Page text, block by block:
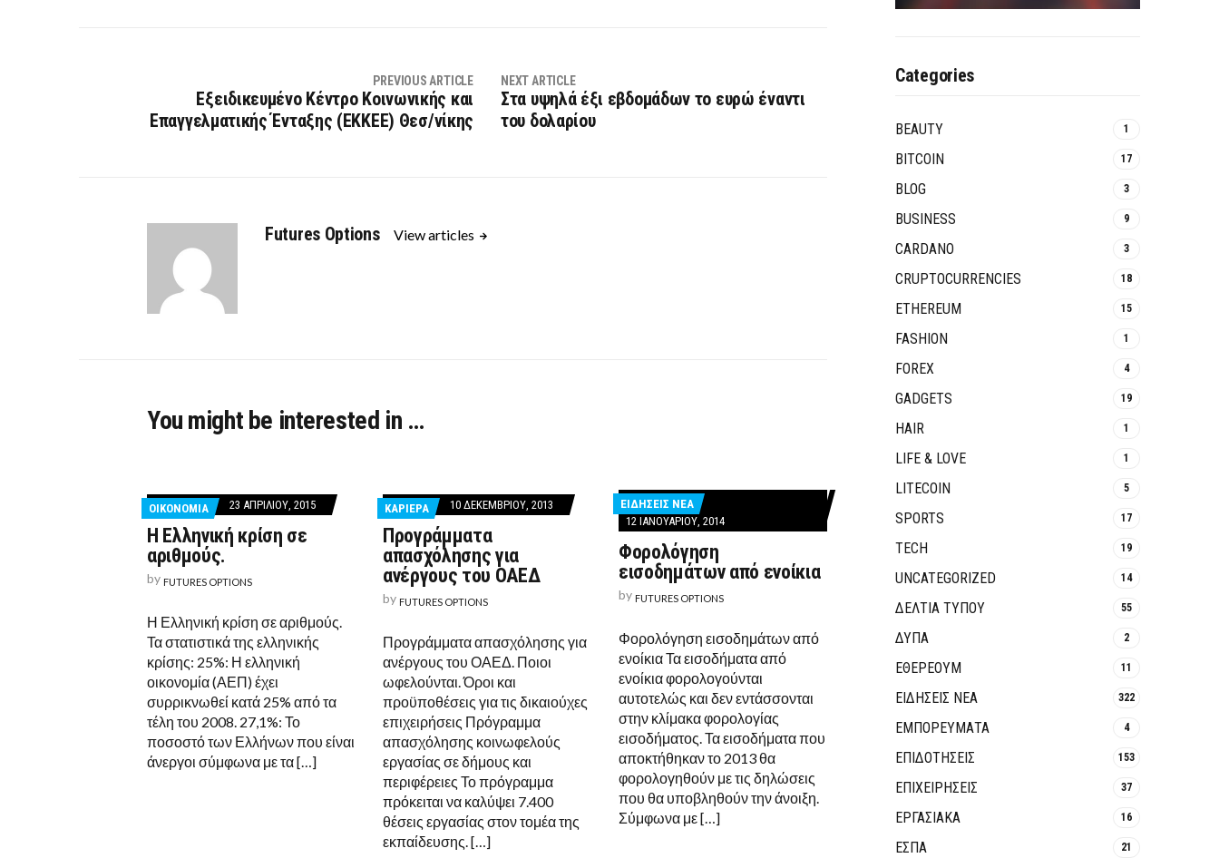
PREVIOUS ARTICLE
Εξειδικευμένο Κέντρο Κοινωνικής και
Επαγγελματικής Ένταξης (ΕΚΚΕΕ) Θεσ/νίκης
NEXT ARTICLE
Στα υψηλά έξι εβδομάδων το ευρώ έναντι
του δολαρίου
Futures Options View articles
You might be interested in …
ΟΙΚΟΝΟΜΙΑ 23 ΑΠΡΙΛΊΟΥ, 2015
Η Ελληνική κρίση σε
αριθμούς.
by FUTURES OPTIONS
Η Ελληνική κρίση σε αριθμούς.
Τα στατιστικά της ελληνικής
κρίσης: 25%: Η ελληνική
οικονομία (ΑΕΠ) έχει
συρρικνωθεί κατά 25% από τα
τέλη του 2008. 27,1%: Το
ποσοστό των Ελλήνων που είναι
άνεργοι σύμφωνα με τα […]
ΚΑΡΙΕΡΑ 10 ΔΕΚΕΜΒΡΊΟΥ, 2013
Προγράμματα
απασχόλησης για
ανέργους του ΟΑΕΔ
by FUTURES OPTIONS
Προγράμματα απασχόλησης για
ανέργους του ΟΑΕΔ. Ποιοι
ωφελούνται. Όροι και
προϋποθέσεις για τις δικαιούχες
επιχειρήσεις Πρόγραμμα
απασχόλησης κοινωφελούς
εργασίας σε δήμους και
περιφέρειες Το πρόγραμμα
πρόκειται να καλύψει 7.400
θέσεις εργασίας στον τομέα της
εκπαίδευσης. […]
ΕΙΔΗΣΕΙΣ ΝΕΑ
12 ΙΑΝΟΥΑΡΊΟΥ, 2014
Φορολόγηση
εισοδημάτων από ενοίκια
by FUTURES OPTIONS
Φορολόγηση εισοδημάτων από
ενοίκια Τα εισοδήματα από
ενοίκια φορολογούνται
αυτοτελώς και δεν εντάσσονται
στην κλίμακα φορολογίας
εισοδήματος. Τα εισοδήματα που
αποκτήθηκαν το 2013 θα
φορολογηθούν με τις δηλώσεις
που θα υποβληθούν την άνοιξη.
Σύμφωνα με […]
Categories
BEAUTY 1
BITCOIN 17
BLOG 3
BUSINESS 9
CARDANO 3
CRUPTOCURRENCIES 18
ETHEREUM 15
FASHION 1
FOREX 4
GADGETS 19
HAIR 1
LIFE & LOVE 1
LITECOIN 5
SPORTS 17
TECH 19
UNCATEGORIZED 14
ΔΕΛΤΙΑ ΤΥΠΟΥ 55
ΔΥΠΑ 2
ΕΘΈΡΕΟΥΜ 11
ΕΙΔΗΣΕΙΣ ΝΕΑ 322
ΕΜΠΟΡΕΥΜΑΤΑ 4
ΕΠΙΔΟΤΗΣΕΙΣ 153
ΕΠΙΧΕΙΡΗΣΕΙΣ 37
ΕΡΓΑΣΙΑΚΑ 16
ΕΣΠΑ 21